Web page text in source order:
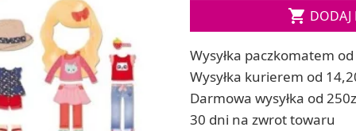
Soda, kwasek, formy do kul do kąpieli
RZEŹBA, GLINY I ODLEWY
Lepienie i rzeźbienie
Odlewy dekoracyjne
Tworzenie z gliny polimerowej
Modelowanie dla dzieci
 DODAJ
Wysyłka paczkomatem od
Wysyłka kurierem od
Darmowa wysyłka od
30 dni na zwrot towaru